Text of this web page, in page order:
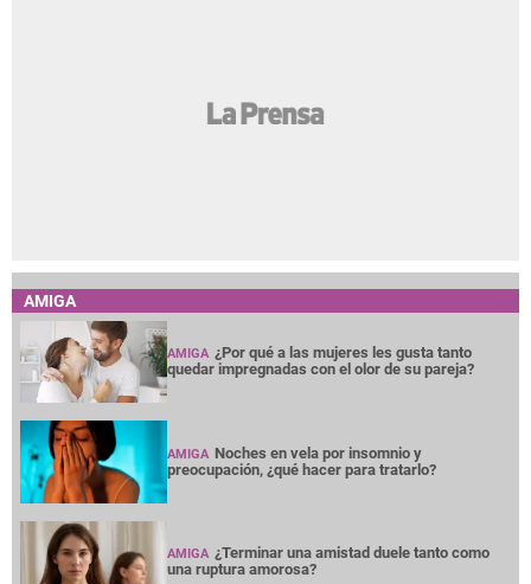
AMIGA
AMIGA ¿Por qué a las mujeres les gusta tanto
quedar impregnadas con el olor de su pareja?
AMIGA Noches en vela por insomnio y
preocupación, ¿qué hacer para tratarlo?
AMIGA ¿Terminar una amistad duele tanto como
una ruptura amorosa?